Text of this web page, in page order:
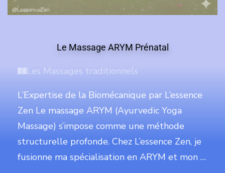
Le Massage ARYM Prénatal
Les Massages traditionnels
L’Expertise de la Biomécanique par L’essence
Zen Le massage ARYM (Ayurvedic Yoga
Massage) s’impose comme une méthode
structurelle profonde. Chez L’essence Zen, je
fusionne ma spécialisation en ARYM et mon …